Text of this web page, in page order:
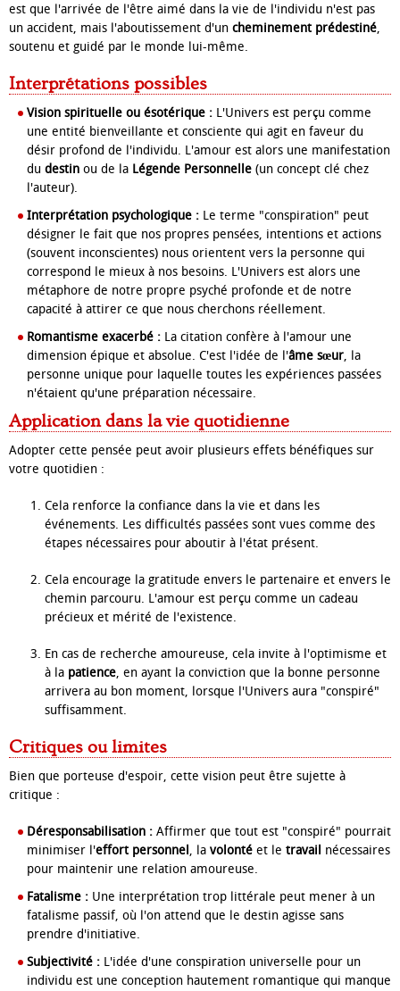
est que l'arrivée de l'être aimé dans la vie de l'individu n'est pas
un accident, mais l'aboutissement d'un cheminement prédestiné,
soutenu et guidé par le monde lui-même.
Interprétations possibles
Vision spirituelle ou ésotérique : L'Univers est perçu comme
une entité bienveillante et consciente qui agit en faveur du
désir profond de l'individu. L'amour est alors une manifestation
du destin ou de la Légende Personnelle (un concept clé chez
l'auteur).
Interprétation psychologique : Le terme "conspiration" peut
désigner le fait que nos propres pensées, intentions et actions
(souvent inconscientes) nous orientent vers la personne qui
correspond le mieux à nos besoins. L'Univers est alors une
métaphore de notre propre psyché profonde et de notre
capacité à attirer ce que nous cherchons réellement.
Romantisme exacerbé : La citation confère à l'amour une
dimension épique et absolue. C'est l'idée de l'âme sœur, la
personne unique pour laquelle toutes les expériences passées
n'étaient qu'une préparation nécessaire.
Application dans la vie quotidienne
Adopter cette pensée peut avoir plusieurs effets bénéfiques sur
votre quotidien :
Cela renforce la confiance dans la vie et dans les
événements. Les difficultés passées sont vues comme des
étapes nécessaires pour aboutir à l'état présent.
Cela encourage la gratitude envers le partenaire et envers le
chemin parcouru. L'amour est perçu comme un cadeau
précieux et mérité de l'existence.
En cas de recherche amoureuse, cela invite à l'optimisme et
à la patience, en ayant la conviction que la bonne personne
arrivera au bon moment, lorsque l'Univers aura "conspiré"
suffisamment.
Critiques ou limites
Bien que porteuse d'espoir, cette vision peut être sujette à
critique :
Déresponsabilisation : Affirmer que tout est "conspiré" pourrait
minimiser l'effort personnel , la volonté et le travail nécessaires
pour maintenir une relation amoureuse.
Fatalisme : Une interprétation trop littérale peut mener à un
fatalisme passif, où l'on attend que le destin agisse sans
prendre d'initiative.
Subjectivité : L'idée d'une conspiration universelle pour un
individu est une conception hautement romantique qui manque